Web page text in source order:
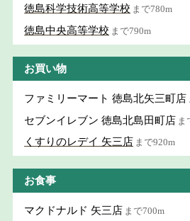
徳島科学技術高等学校 まで780m
徳島中央高等学校 まで790m
お買い物
ファミリーマート 徳島北矢三町店
セブンイレブン 徳島北島田町店 ま
くすりのレデイ 矢三店 まで920m
お食事
マクドナルド 矢三店 まで700m